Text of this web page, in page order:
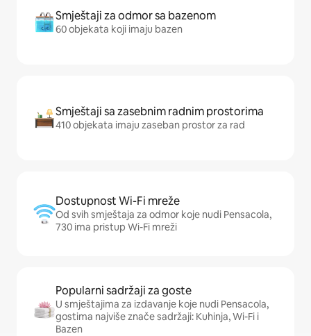
Smještaji za odmor sa bazenom
60 objekata koji imaju bazen
Smještaji sa zasebnim radnim prostorima
410 objekata imaju zaseban prostor za rad
Dostupnost Wi-Fi mreže
Od svih smještaja za odmor koje nudi Pensacola,
730 ima pristup Wi-Fi mreži
Popularni sadržaji za goste
U smještajima za izdavanje koje nudi Pensacola,
gostima najviše znače sadržaji: Kuhinja, Wi-Fi i
Bazen